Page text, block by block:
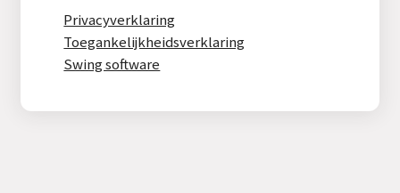
Privacyverklaring
Toegankelijkheidsverklaring
Swing software